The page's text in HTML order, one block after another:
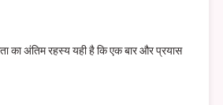
का अंतिम रहस्य यही है कि एक बार और प्रयास